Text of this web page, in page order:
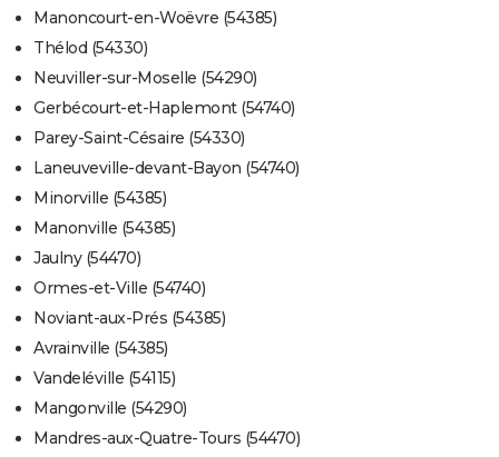
Manoncourt-en-Woëvre (54385)
Thélod (54330)
Neuviller-sur-Moselle (54290)
Gerbécourt-et-Haplemont (54740)
Parey-Saint-Césaire (54330)
Laneuveville-devant-Bayon (54740)
Minorville (54385)
Manonville (54385)
Jaulny (54470)
Ormes-et-Ville (54740)
Noviant-aux-Prés (54385)
Avrainville (54385)
Vandeléville (54115)
Mangonville (54290)
Mandres-aux-Quatre-Tours (54470)